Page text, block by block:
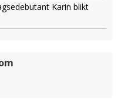
Karin blikt